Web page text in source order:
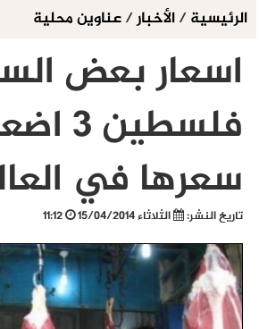
الرئيسية/الأخبار/عناوين محلية
اسعار بعض
سعرها في
تاريخ النشر: الثلاثاء 15/04/2014